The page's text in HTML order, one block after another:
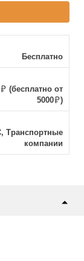
Бесплатно
(бесплатно от
5000
)
Транспортные
компании